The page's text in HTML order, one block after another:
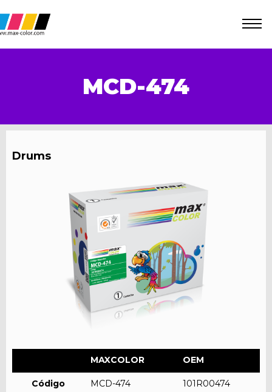
MCD-474
Drums
MAXCOLOR OEM
Código MCD-474 101R00474